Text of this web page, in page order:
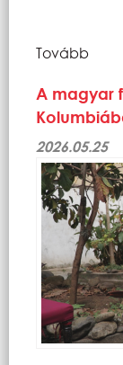
Tovább
A magyar
2026.05.25